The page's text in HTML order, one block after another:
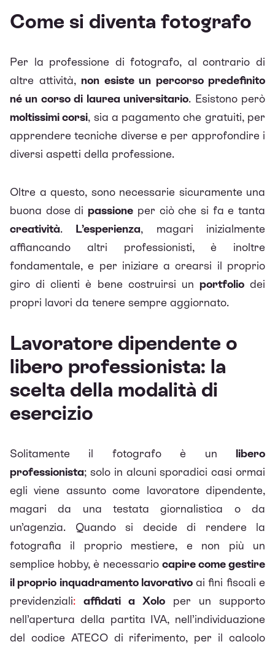
Come si diventa fotografo
Per la professione di fotografo, al contrario di
altre attività, non esiste un percorso predefinito
né un corso di laurea universitario. Esistono però
moltissimi corsi, sia a pagamento che gratuiti, per
apprendere tecniche diverse e per approfondire i
diversi aspetti della professione.
Oltre a questo, sono necessarie sicuramente una
buona dose dipassione per ciò che si fa e tanta
creatività. L’esperienza, magari inizialmente
affiancando altri professionisti, è inoltre
fondamentale, e per iniziare a crearsi il proprio
giro di clienti è bene costruirsi un portfoliodei
propri lavori da tenere sempre aggiornato.
Lavoratore dipendente o
libero professionista: la
scelta della modalità di
esercizio
Solitamente il fotografo è un libero
professionista; solo in alcuni sporadici casi ormai
egli viene assunto come lavoratore dipendente,
magari da una testata giornalistica o da
un’agenzia. Quando si decide di rendere la
fotografia il proprio mestiere, e non più un
semplice hobby, è necessario capire come gestire
il proprio inquadramento lavorativoai fini fiscali e
previdenziali: affidati a Xolo per un supporto
nell’apertura della partita IVA, nell’individuazione
del codice ATECO di riferimento, per il calcolo